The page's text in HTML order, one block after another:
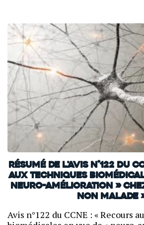
Résumé de l'avis n°122 du
aux techniques
neuro-amélioration »
non malade
Avis n°122 du CCNE : « Recours